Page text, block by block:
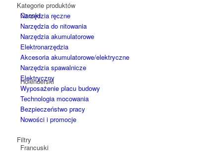
Czeski
Holenderski
Francuski
Kategorie produktów
Narzędzia ręczne
Narzędzia do nitowania
Narzędzia akumulatorowe
Elektronarzędzia
Akcesoria akumulatorowe/elektryczne
Narzędzia spawalnicze
Elektryczny
Wyposażenie placu budowy
Technologia mocowania
Bezpieczeństwo pracy
Nowości i promocje
Filtry